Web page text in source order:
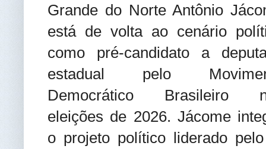
Grande do Norte Antônio
está de volta ao cenário
como pré-candidato a
estadual pelo
Democrático Brasileiro
eleições de 2026. Jácome
o projeto político liderado